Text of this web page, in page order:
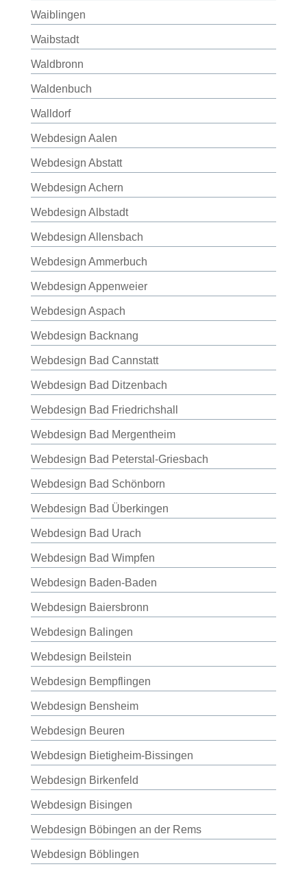
Waiblingen
Waibstadt
Waldbronn
Waldenbuch
Walldorf
Webdesign Aalen
Webdesign Abstatt
Webdesign Achern
Webdesign Albstadt
Webdesign Allensbach
Webdesign Ammerbuch
Webdesign Appenweier
Webdesign Aspach
Webdesign Backnang
Webdesign Bad Cannstatt
Webdesign Bad Ditzenbach
Webdesign Bad Friedrichshall
Webdesign Bad Mergentheim
Webdesign Bad Peterstal-Griesbach
Webdesign Bad Schönborn
Webdesign Bad Überkingen
Webdesign Bad Urach
Webdesign Bad Wimpfen
Webdesign Baden-Baden
Webdesign Baiersbronn
Webdesign Balingen
Webdesign Beilstein
Webdesign Bempflingen
Webdesign Bensheim
Webdesign Beuren
Webdesign Bietigheim-Bissingen
Webdesign Birkenfeld
Webdesign Bisingen
Webdesign Böbingen an der Rems
Webdesign Böblingen